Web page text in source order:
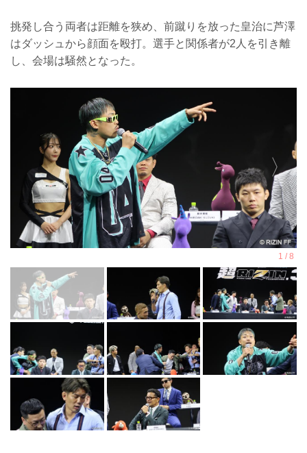
挑発し合う両者は距離を狭め、前蹴りを放った皇治に芦澤
はダッシュから顔面を殴打。選手と関係者が2人を引き離
し、会場は騒然となった。